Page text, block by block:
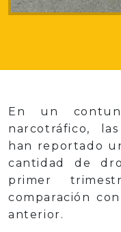
En un
narcotráfico,
han reportado
cantidad de
primer
comparación
anterior.